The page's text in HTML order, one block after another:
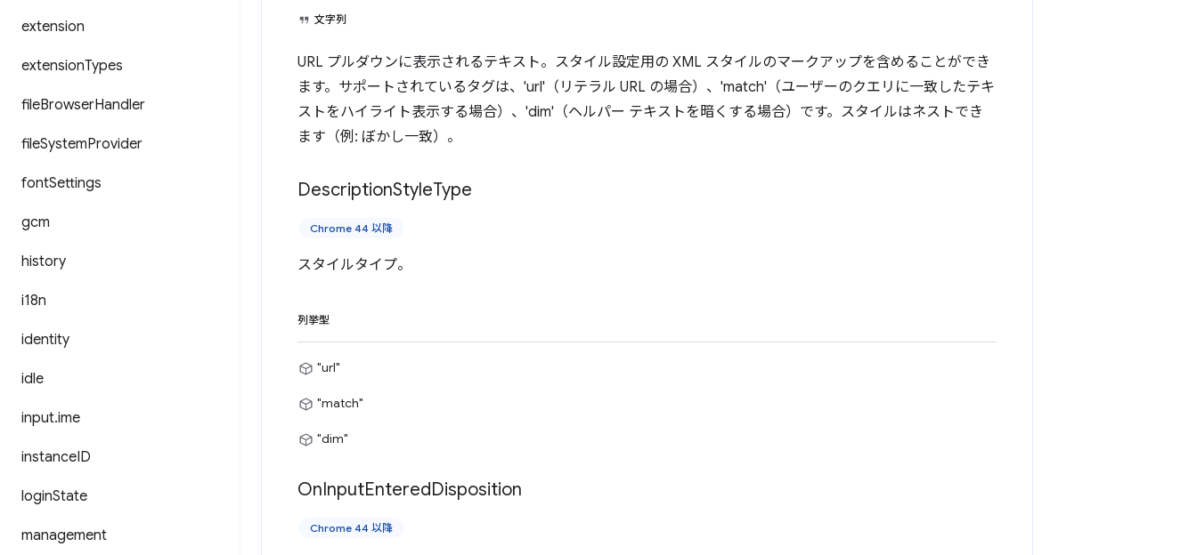
extension
extensionTypes
fileBrowserHandler
fileSystemProvider
fontSettings
gcm
history
i18n
identity
idle
input.ime
instanceID
loginState
management
文字列
URL プルダウンに表示されるテキスト。スタイル設定用の XML スタイルのマークアップを含めることができ
ます。サポートされているタグは、'url'（リテラル URL の場合）、'match'（ユーザーのクエリに一致したテキ
ストをハイライト表示する場合）、'dim'（ヘルパー テキストを暗くする場合）です。スタイルはネストでき
ます（例: ぼかし一致）。
DescriptionStyleType
Chrome 44 以降
スタイルタイプ。
列挙型
"url"
"match"
"dim"
OnInputEnteredDisposition
Chrome 44 以降